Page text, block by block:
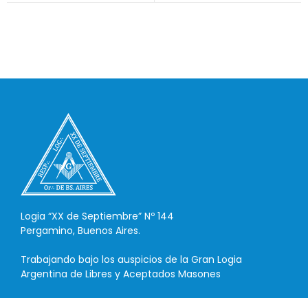
Logia “XX de Septiembre” Nº 144
Pergamino, Buenos Aires.
Trabajando bajo los auspicios de la Gran Logia
Argentina de Libres y Aceptados Masones